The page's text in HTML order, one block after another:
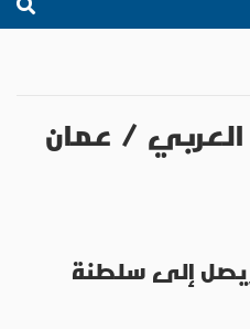
العربي / عمان
يصل إلى سلطنة